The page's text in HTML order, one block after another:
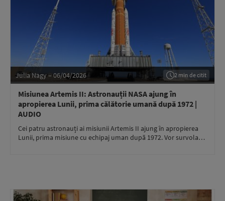
Julia Nagy – 06/04/2026 2 min de citit
Misiunea Artemis II: Astronauții NASA ajung în
apropierea Lunii, prima călătorie umană după 1972 |
AUDIO
Cei patru astronauți ai misiunii Artemis II ajung în apropierea
Lunii, prima misiune cu echipaj uman după 1972. Vor survola…